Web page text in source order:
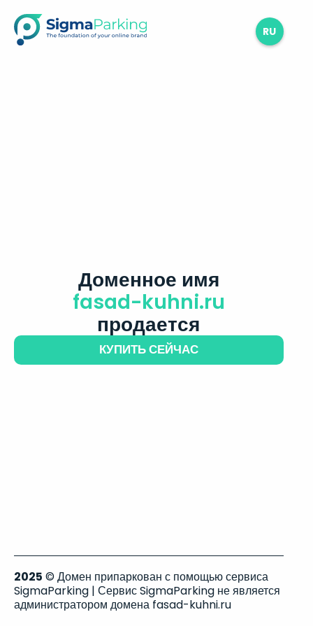
RU
Доменное имя
fasad-kuhni.ru
продается
КУПИТЬ СЕЙЧАС
2025 © Домен припаркован с помощью сервиса
SigmaParking | Сервис SigmaParking не является
администратором домена fasad-kuhni.ru